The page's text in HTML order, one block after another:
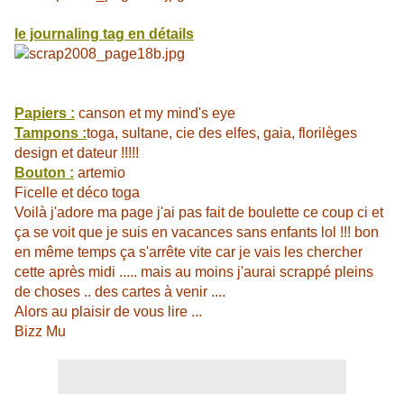
le journaling tag en détails
Papiers : canson et my mind's eye
Tampons :toga, sultane, cie des elfes, gaia, florilèges
design et dateur !!!!!
Bouton : artemio
Ficelle et déco toga
Voilà j'adore ma page j'ai pas fait de boulette ce coup ci et
ça se voit que je suis en vacances sans enfants lol !!! bon
en même temps ça s'arrête vite car je vais les chercher
cette après midi ..... mais au moins j'aurai scrappé pleins
de choses .. des cartes à venir ....
Alors au plaisir de vous lire ...
Bizz Mu